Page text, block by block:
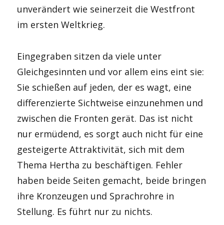
unverändert wie seinerzeit die Westfront
im ersten Weltkrieg.
Eingegraben sitzen da viele unter
Gleichgesinnten und vor allem eins eint sie:
Sie schießen auf jeden, der es wagt, eine
differenzierte Sichtweise einzunehmen und
zwischen die Fronten gerät. Das ist nicht
nur ermüdend, es sorgt auch nicht für eine
gesteigerte Attraktivität, sich mit dem
Thema Hertha zu beschäftigen. Fehler
haben beide Seiten gemacht, beide bringen
ihre Kronzeugen und Sprachrohre in
Stellung. Es führt nur zu nichts.